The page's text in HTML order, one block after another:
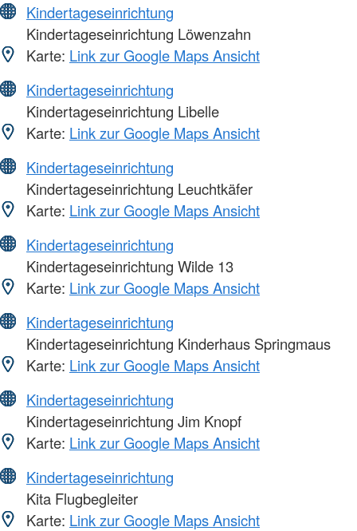
Kindertageseinrichtung
Kindertageseinrichtung Löwenzahn
Karte: Link zur Google Maps Ansicht
Kindertageseinrichtung
Kindertageseinrichtung Libelle
Karte: Link zur Google Maps Ansicht
Kindertageseinrichtung
Kindertageseinrichtung Leuchtkäfer
Karte: Link zur Google Maps Ansicht
Kindertageseinrichtung
Kindertageseinrichtung Wilde 13
Karte: Link zur Google Maps Ansicht
Kindertageseinrichtung
Kindertageseinrichtung Kinderhaus Springmaus
Karte: Link zur Google Maps Ansicht
Kindertageseinrichtung
Kindertageseinrichtung Jim Knopf
Karte: Link zur Google Maps Ansicht
Kindertageseinrichtung
Kita Flugbegleiter
Karte: Link zur Google Maps Ansicht